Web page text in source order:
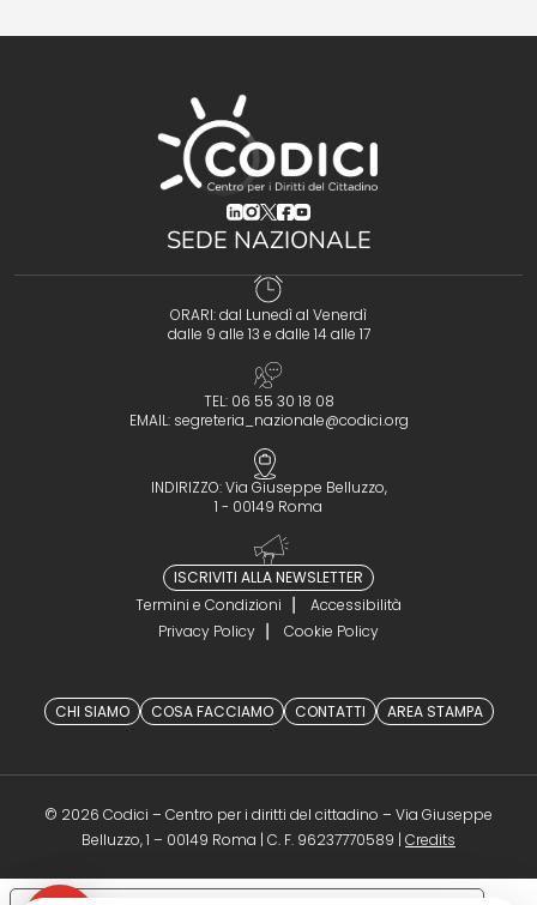
(opens in a new tab)
(opens in a new tab)
(opens in a new tab)
(opens in a new tab)
(opens in a new tab)
SEDE NAZIONALE
ORARI: dal Lunedì al Venerdì
dalle 9 alle 13 e dalle 14 alle 17
TEL: 06 55 30 18 08
EMAIL: segreteria_nazionale@codici.org
INDIRIZZO: Via Giuseppe Belluzzo,
1 - 00149 Roma
ISCRIVITI ALLA NEWSLETTER
Termini e Condizioni
Accessibilità
Privacy Policy
Cookie Policy
CHI SIAMO COSA FACCIAMO CONTATTI AREA STAMPA
© 2026 Codici – Centro per i diritti del cittadino – Via Giuseppe
Belluzzo, 1 – 00149 Roma | C. F. 96237770589 | Credits